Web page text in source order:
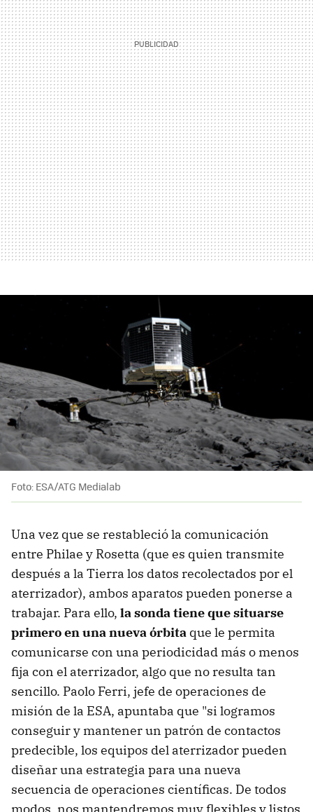
Foto: ESA/ATG Medialab
Una vez que se restableció la comunicación
entre Philae y Rosetta (que es quien transmite
después a la Tierra los datos recolectados por el
aterrizador), ambos aparatos pueden ponerse a
trabajar. Para ello, la sonda tiene que situarse
primero en una nueva órbita que le permita
comunicarse con una periodicidad más o menos
fija con el aterrizador, algo que no resulta tan
sencillo. Paolo Ferri, jefe de operaciones de
misión de la ESA, apuntaba que "si logramos
conseguir y mantener un patrón de contactos
predecible, los equipos del aterrizador pueden
diseñar una estrategia para una nueva
secuencia de operaciones científicas. De todos